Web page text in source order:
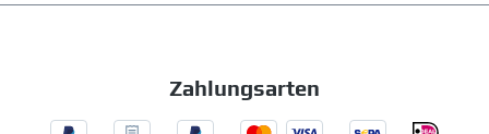
Zahlungsarten